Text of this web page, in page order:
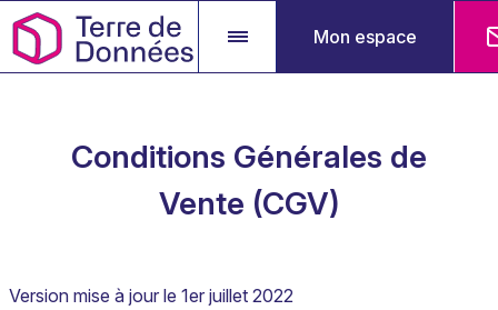
Mon espace
Conditions Générales de
Vente (CGV)
Version mise à jour le 1er juillet 2022